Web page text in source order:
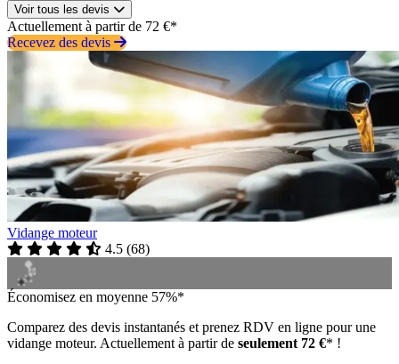
Voir tous les devis
Actuellement à partir de 72 €*
Recevez des devis
Vidange moteur
4.5 (68)
Économisez en moyenne 57%*
Comparez des devis instantanés et prenez RDV en ligne pour une
vidange moteur. Actuellement à partir de seulement 72 €* !